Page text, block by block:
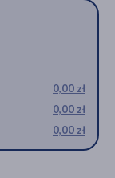
0,00 zł
0,00 zł
0,00 zł